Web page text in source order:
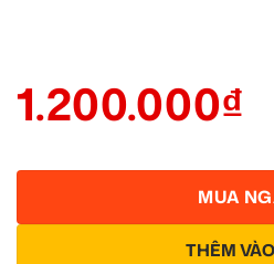
1.200.000₫
THÊM
MUA